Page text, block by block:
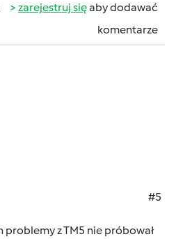
zarejestruj sięaby dodawać
komentarze
#5
problemy z TM5 nie próbował